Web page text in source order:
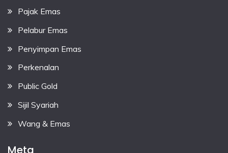
Pajak Emas
Pelabur Emas
Penyimpan Emas
Perkenalan
Public Gold
Sijil Syariah
Wang & Emas
Meta